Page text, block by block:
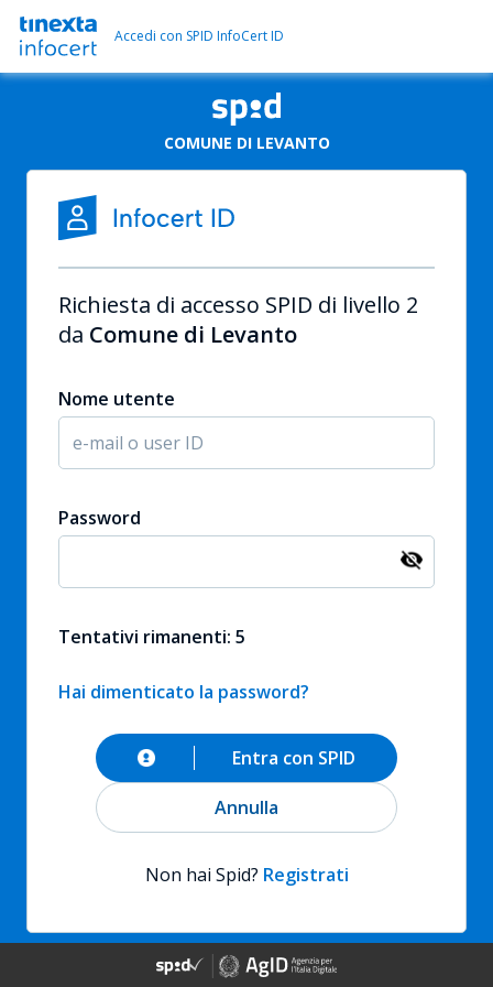
Accedi con SPID InfoCert ID
COMUNE DI LEVANTO
Richiesta di accesso SPID di livello 2
da Comune di Levanto
Nome utente
Password
Tentativi rimanenti: 5
Hai dimenticato la password?
Annulla
Entra con SPID
Non hai Spid? Registrati